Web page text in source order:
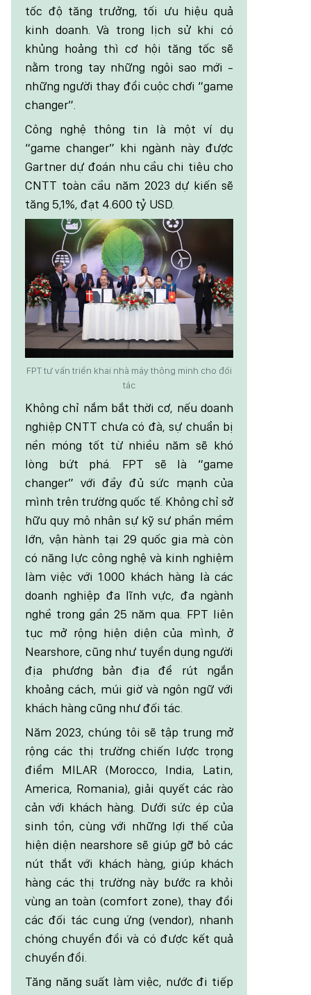
tốc độ tăng trưởng, tối ưu hiệu quả
kinh doanh. Và trong lịch sử khi có
khủng hoảng thì cơ hội tăng tốc sẽ
nằm trong tay những ngôi sao mới -
những người thay đổi cuộc chơi “game
changer”.
Công nghệ thông tin là một ví dụ
“game changer” khi ngành này được
Gartner dự đoán nhu cầu chi tiêu cho
CNTT toàn cầu năm 2023 dự kiến sẽ
tăng 5,1%, đạt 4.600 tỷ USD.
FPT tư vấn triển khai nhà máy thông minh cho đối
tác
Không chỉ nắm bắt thời cơ, nếu doanh
nghiệp CNTT chưa có đà, sự chuẩn bị
nền móng tốt từ nhiều năm sẽ khó
lòng bứt phá. FPT sẽ là “game
changer” với đầy đủ sức mạnh của
mình trên trường quốc tế. Không chỉ sở
hữu quy mô nhân sự kỹ sư phần mềm
lớn, vận hành tại 29 quốc gia mà còn
có năng lực công nghệ và kinh nghiệm
làm việc với 1.000 khách hàng là các
doanh nghiệp đa lĩnh vực, đa ngành
nghề trong gần 25 năm qua. FPT liên
tục mở rộng hiện diện của mình, ở
Nearshore, cũng như tuyển dụng người
địa phương bản địa để rút ngắn
khoảng cách, múi giờ và ngôn ngữ với
khách hàng cũng như đối tác.
Năm 2023, chúng tôi sẽ tập trung mở
rộng các thị trường chiến lược trọng
điểm MILAR (Morocco, India, Latin,
America, Romania), giải quyết các rào
cản với khách hàng. Dưới sức ép của
sinh tồn, cùng với những lợi thế của
hiện diện nearshore sẽ giúp gỡ bỏ các
nút thắt với khách hàng, giúp khách
hàng các thị trường này bước ra khỏi
vùng an toàn (comfort zone), thay đổi
các đối tác cung ứng (vendor), nhanh
chóng chuyển đổi và có được kết quả
chuyển đổi.
Tăng năng suất làm việc, nước đi tiếp